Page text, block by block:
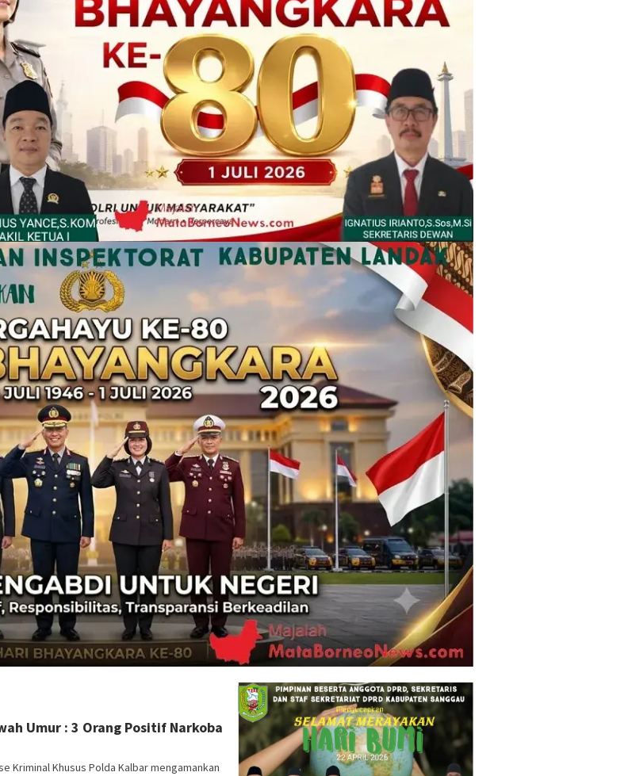
Umur : 3 Orang Positif Narkoba
Kriminal Khusus Polda Kalbar mengamankan